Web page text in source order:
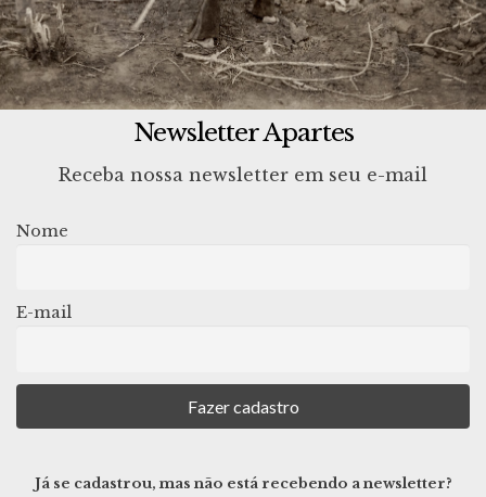
Newsletter Apartes
Receba nossa newsletter em seu e-mail
Nome
E-mail
Já se cadastrou, mas não está recebendo a newsletter?